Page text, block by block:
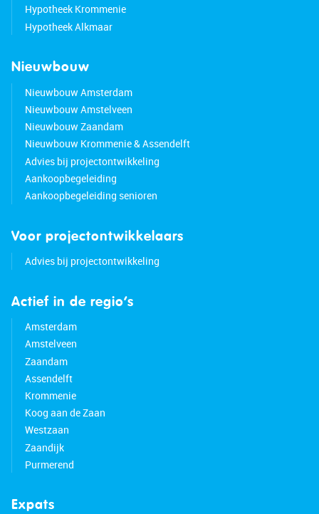
Hypotheek Krommenie
Hypotheek Alkmaar
Nieuwbouw
Nieuwbouw Amsterdam
Nieuwbouw Amstelveen
Nieuwbouw Zaandam
Nieuwbouw Krommenie & Assendelft
Advies bij projectontwikkeling
Aankoopbegeleiding
Aankoopbegeleiding senioren
Voor projectontwikkelaars
Advies bij projectontwikkeling
Actief in de regio’s
Amsterdam
Amstelveen
Zaandam
Assendelft
Krommenie
Koog aan de Zaan
Westzaan
Zaandijk
Purmerend
Expats